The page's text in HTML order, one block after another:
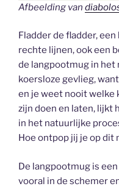
Afbeelding van
Fladder de fladder,
rechte lijnen, ook een
de langpootmug in het
koersloze gevlieg,
en je weet nooit welke
zijn doen en laten, lijkt
in het natuurlijke
Hoe ontpop jij je op dit
De langpootmug is
vooral in de schemer